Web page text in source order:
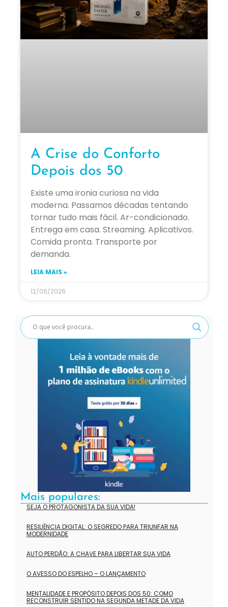
A Crise do Conforto
Depois dos 50
Existe uma ironia curiosa na vida
moderna. Passamos décadas tentando
tornar tudo mais fácil. Ar-condicionado.
Entrega em casa. Streaming. Aplicativos.
Comida pronta. Transporte por
demanda.
LEIA MAIS »
12/06/2026
Mais populares:
SEJA O PROTAGONISTA DA SUA VIDA!
RESILIÊNCIA DIGITAL: O SEGREDO PARA TRIUNFAR NA
MODERNIDADE
AUTO PERDÃO: A CHAVE PARA LIBERTAR SUA VIDA
O AVESSO DO ESPELHO – O LANÇAMENTO
MENTALIDADE E PROPÓSITO DEPOIS DOS 50: COMO
RECONSTRUIR SENTIDO NA SEGUNDA METADE DA VIDA